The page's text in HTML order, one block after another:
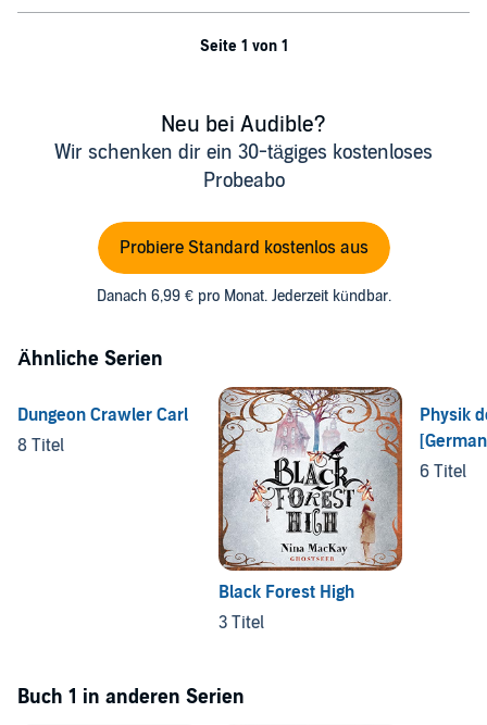
Seite 1 von 1
Neu bei Audible?
Wir schenken dir ein 30-tägiges kostenloses
Probeabo
Probiere Standard kostenlos aus
Danach 6,99 € pro Monat. Jederzeit kündbar.
Ähnliche Serien
Dungeon Crawler Carl
8 Titel
Black Forest High
3 Titel
Physik
6 Titel
Buch 1 in anderen Serien